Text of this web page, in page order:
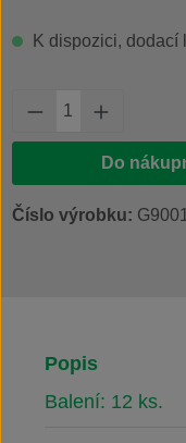
K dispozici, dodací
Množství
Do
Číslo výrobku:
Popis
Balení: 12 ks.